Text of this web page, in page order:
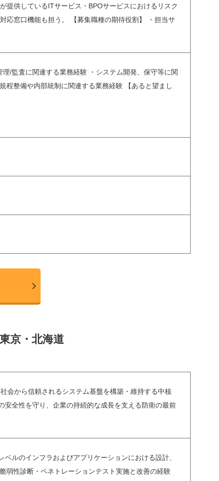
提供しているITサービス・BPOサービスにおけるリスク
応窓口機能も担う。 【募集職種の期待役割】 ・担当サ
/監査に関連する業務経験 ・システム開発、保守等に関
程整備や内部統制に関連する業務経験 【あると望まし
京・北海道
会から信頼されるシステム基盤を構築・維持する中核
全性を守り、企業の持続的な成長を支える防衛の最前
ルのインフラおよびアプリケーションにおける設計、
弱性診断・ペネトレーションテスト実施と改善の経験